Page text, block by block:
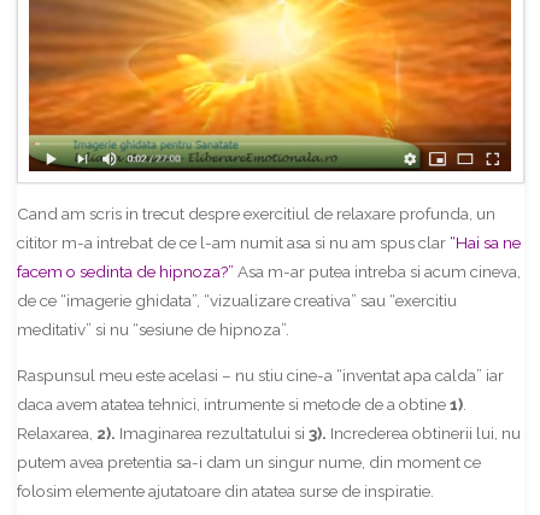
Cand am scris in trecut despre exercitiul de relaxare profunda, un
cititor m-a intrebat de ce l-am numit asa si nu am spus clar “Hai sa ne
facem o sedinta de hipnoza?” Asa m-ar putea intreba si acum cineva,
de ce “imagerie ghidata”, “vizualizare creativa” sau “exercitiu
meditativ” si nu “sesiune de hipnoza”.
Raspunsul meu este acelasi – nu stiu cine-a “inventat apa calda” iar
daca avem atatea tehnici, intrumente si metode de a obtine1).
Relaxarea, 2). Imaginarea rezultatului si 3). Increderea obtinerii lui, nu
putem avea pretentia sa-i dam un singur nume, din moment ce
folosim elemente ajutatoare din atatea surse de inspiratie.